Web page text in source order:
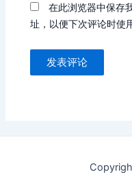
在此浏览器中保存
址，以便下次评论时使